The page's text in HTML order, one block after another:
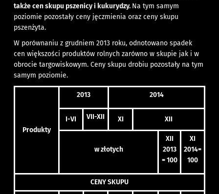
także cen skupu pszenicy i kukurydzy. Na tym samym
poziomie pozostały ceny jęczmienia oraz ceny skupu
pszenżyta.
W porównaniu z grudniem 2013 roku, odnotowano spadek
cen większości produktów rolnych zarówno w skupie jak i w
obrocie targowiskowym. Ceny skupu drobiu pozostały na tym
samym poziomie.
Produkty
2013 2014
I-VI VII-XII XI XII
w złotych
XII
2013
= 100
XI
2014=
100
CENY SKUPU